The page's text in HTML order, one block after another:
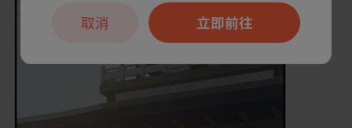
立即前往
取消